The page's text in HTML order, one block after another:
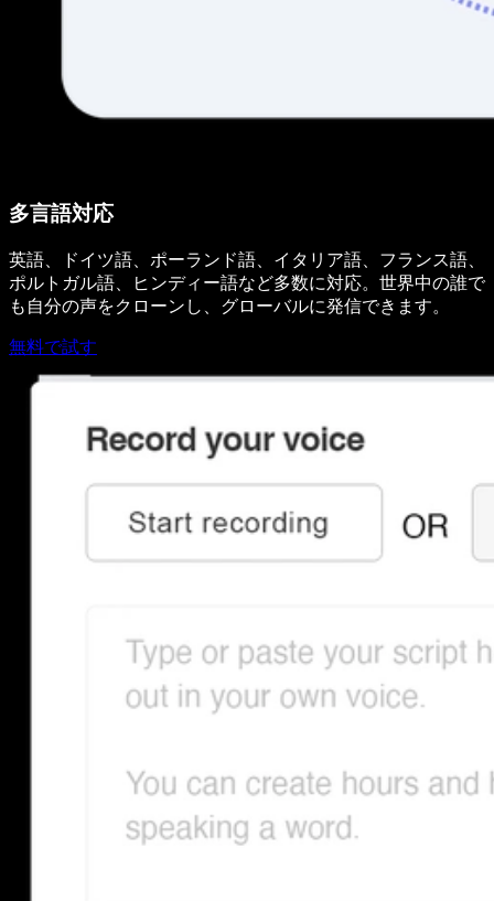
多言語対応
英語、ドイツ語、ポーランド語、イタリア語、フランス語、
ポルトガル語、ヒンディー語など多数に対応。世界中の誰で
も自分の声をクローンし、グローバルに発信できます。
無料で試す